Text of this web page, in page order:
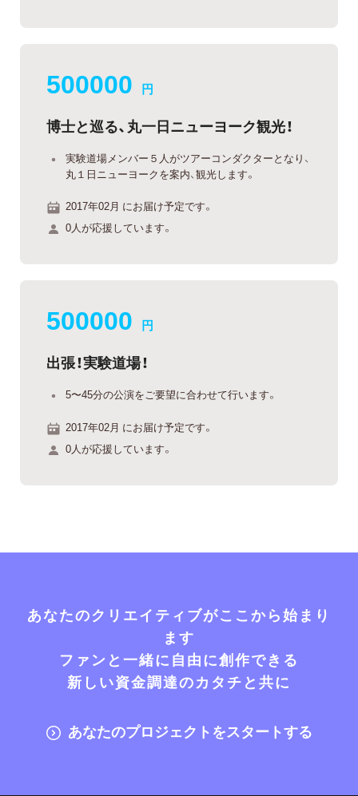
500000 円
博士と巡る、丸一日ニューヨーク観光！
実験道場メンバー５人がツアーコンダクターとなり、
丸１日ニューヨークを案内、観光します。
2017年02月 にお届け予定です。
0人が応援しています。
500000 円
出張！実験道場！
5〜45分の公演をご要望に合わせて行います。
2017年02月 にお届け予定です。
0人が応援しています。
あなたのクリエイティブがここから始まり
ます
ファンと一緒に自由に創作できる
新しい資金調達のカタチと共に
あなたのプロジェクトをスタートする